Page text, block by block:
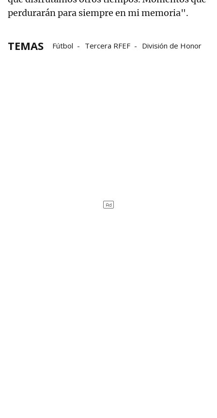
perdurarán para siempre en mi memoria".
TEMAS Fútbol Tercera RFEF División de Honor